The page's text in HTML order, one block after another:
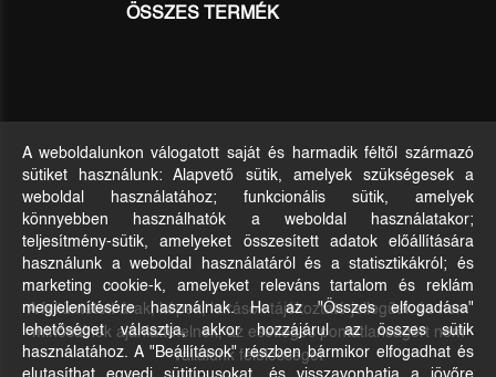
ÖSSZES TERMÉK
A feltüntetett árak, képek, leírások tájékoztató jellegűek és nem
minősülnek ajánlattételnek, az esetleges pontatlanságért nem
vállalunk felelősséget
A weboldalunkon válogatott saját és harmadik féltől származó
sütiket használunk: Alapvető sütik, amelyek szükségesek a
weboldal használatához; funkcionális sütik, amelyek
könnyebben használhatók a weboldal használatakor;
teljesítmény-sütik, amelyeket összesített adatok előállítására
használunk a weboldal használatáról és a statisztikákról; és
marketing cookie-k, amelyeket releváns tartalom és reklám
megjelenítésére használnak. Ha az "Összes elfogadása"
lehetőséget választja, akkor hozzájárul az összes sütik
használatához. A "Beállítások" részben bármikor elfogadhat és